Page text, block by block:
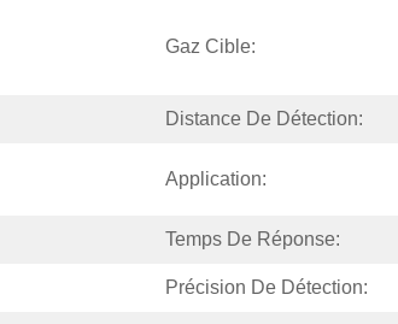
Gaz Cible:
Distance De Détection:
Application:
Temps De Réponse:
Précision De Détection: